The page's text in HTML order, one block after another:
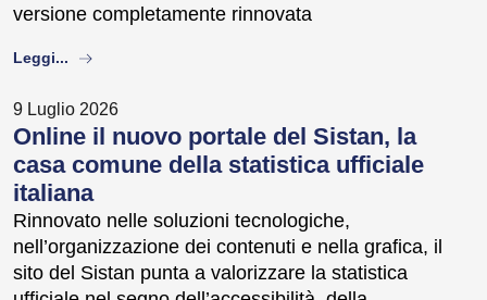
versione completamente rinnovata
Leggi... about
9 Luglio 2026
Online il nuovo portale del Sistan, la
casa comune della statistica ufficiale
italiana
Rinnovato nelle soluzioni tecnologiche,
nell’organizzazione dei contenuti e nella grafica, il
sito del Sistan punta a valorizzare la statistica